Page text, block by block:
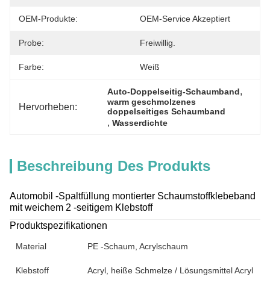
OEM-Produkte: OEM-Service Akzeptiert
Probe: Freiwillig.
Farbe: Weiß
Hervorheben:
Auto-Doppelseitig-Schaumband,
warm geschmolzenes
doppelseitiges Schaumband
, Wasserdichte
Beschreibung Des Produkts
Automobil -Spaltfüllung montierter Schaumstoffklebeband
mit weichem 2 -seitigem Klebstoff
Produktspezifikationen
Material PE -Schaum, Acrylschaum
Klebstoff Acryl, heiße Schmelze / Lösungsmittel Acryl